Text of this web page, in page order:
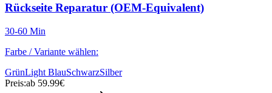
Rückseite Reparatur (OEM-Equivalent)
30-60 Min
Farbe / Variante wählen:
GrünLight BlauSchwarzSilber
Preis:ab 59.99€